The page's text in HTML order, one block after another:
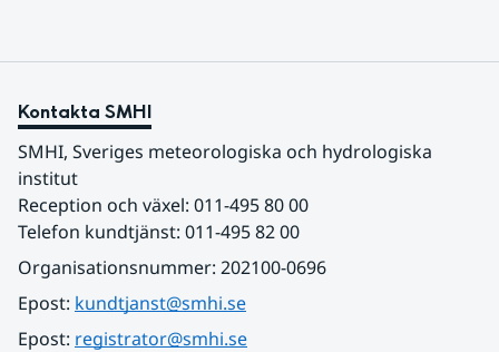
Kontakta SMHI
SMHI, Sveriges meteorologiska och hydrologiska
institut
Reception och växel: 011-495 80 00
Telefon kundtjänst: 011-495 82 00
Organisationsnummer: 202100-0696
Epost: kundtjanst@smhi.se
Epost: registrator@smhi.se